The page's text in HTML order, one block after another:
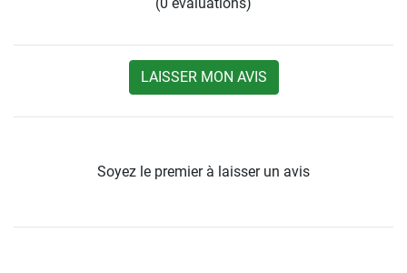
LAISSER MON AVIS
Soyez le premier à laisser un avis